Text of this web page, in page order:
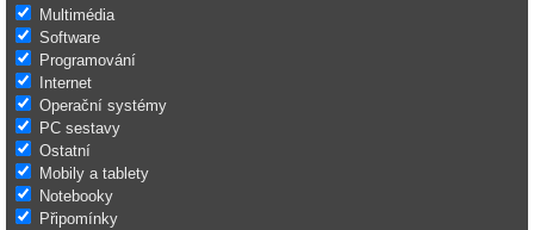
Multimédia
Software
Programování
Internet
Operační systémy
PC sestavy
Ostatní
Mobily a tablety
Notebooky
Připomínky